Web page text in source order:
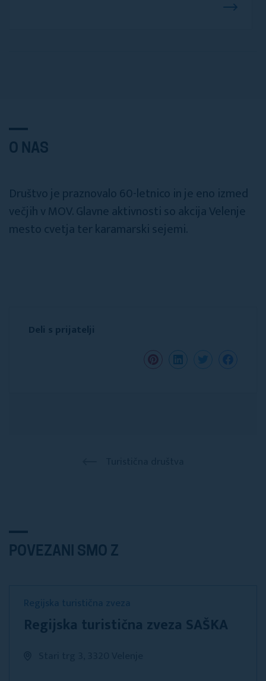
O NAS
Društvo je praznovalo 60-letnico in je eno izmed
večjih v MOV. Glavne aktivnosti so akcija Velenje
mesto cvetja ter karamarski sejemi.
Deli s prijatelji
POVEZANI SMO Z
Regijska turistična zveza
Regijska turistična zveza SAŠKA